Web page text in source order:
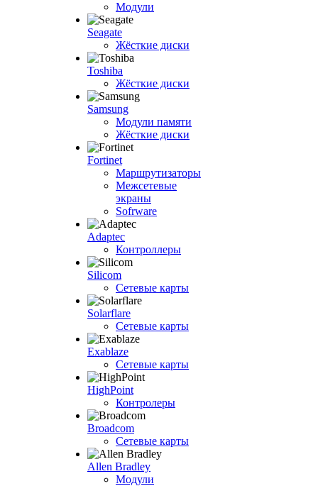
Модули
Seagate
Жёсткие диски
Toshiba
Жёсткие диски
Samsung
Модули памяти
Жёсткие диски
Fortinet
Маршрутизаторы
Межсетевые
экраны
Sofrware
Adaptec
Контроллеры
Silicom
Сетевые карты
Solarflare
Сетевые карты
Exablaze
Сетевые карты
HighPoint
Контролеры
Broadcom
Сетевые карты
Allen Bradley
Модули